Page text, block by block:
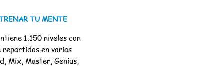
TU MENTE
1.150 niveles con
en varias
Mix, Master, Genius,